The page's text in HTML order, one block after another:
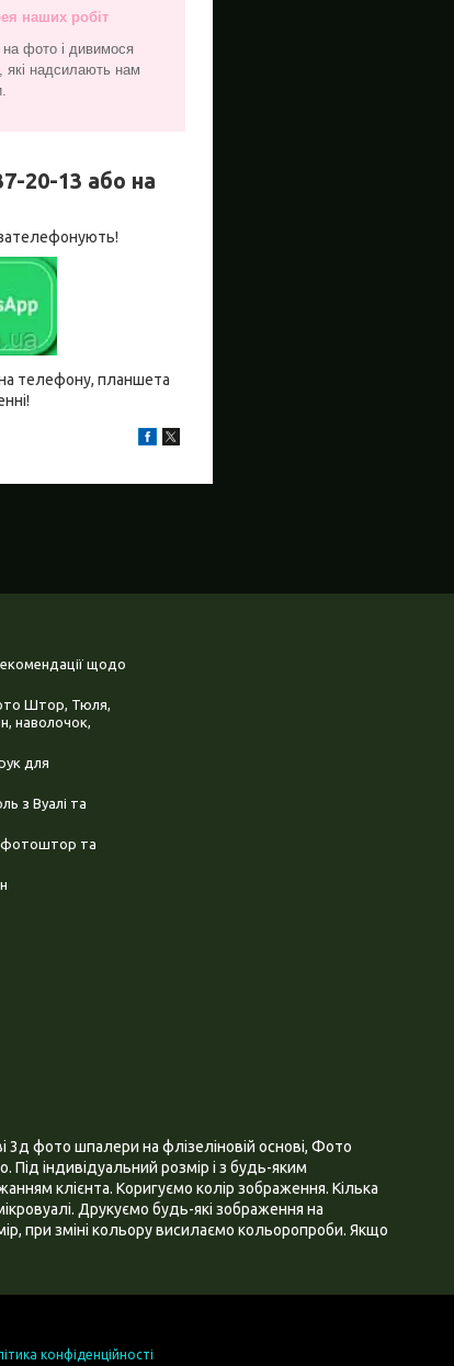
наших робіт
фото і дивимося
які надсилають нам
13 або на
зателефонують!
телефону, планшета
щодо
Штор, Тюля,
наволочок,
для
з Вуалі та
фотоштор та
фото шпалери на флізеліновій основі, Фото
індивідуальний розмір і з будь-яким
клієнта. Коригуємо колір зображення. Кілька
Друкуємо будь-які зображення на
при зміні кольору висилаємо кольоропроби. Якщо
конфіденційності